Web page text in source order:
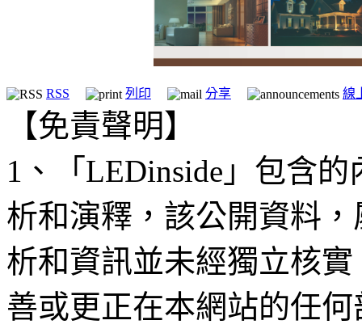
RSS 列印 分享 線
【免責聲明】
1、「LEDinside」包含
析和演釋，該公開資料
析和資訊並未經獨立核
善或更正在本網站的任